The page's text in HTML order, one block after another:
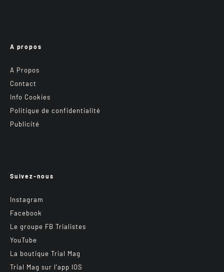
A propos
A Propos
Contact
Info Cookies
Politique de confidentialité
Publicité
Suivez-nous
Instagram
Facebook
Le groupe FB Trialistes
YouTube
La boutique Trial Mag
Trial Mag sur l’app IOS